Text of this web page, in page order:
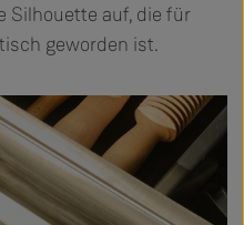
Silhouette auf, die für
geworden ist.